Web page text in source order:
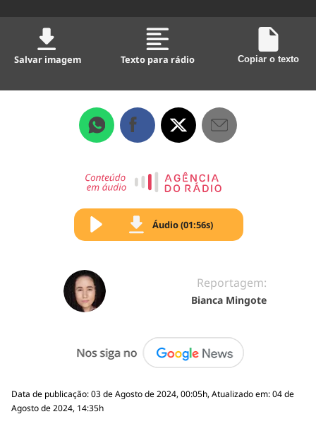
Salvar imagem Texto para rádio Copiar o texto
Áudio (01:56s)
Reportagem:
Bianca Mingote
Data de publicação: 03 de Agosto de 2024, 00:05h, Atualizado em: 04 de
Agosto de 2024, 14:35h